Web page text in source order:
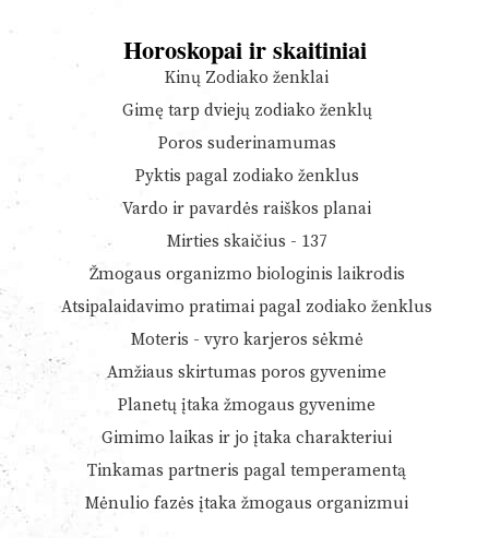
Horoskopai ir skaitiniai
Kinų Zodiako ženklai
Gimę tarp dviejų zodiako ženklų
Poros suderinamumas
Pyktis pagal zodiako ženklus
Vardo ir pavardės raiškos planai
Mirties skaičius - 137
Žmogaus organizmo biologinis laikrodis
Atsipalaidavimo pratimai pagal zodiako ženklus
Moteris - vyro karjeros sėkmė
Amžiaus skirtumas poros gyvenime
Planetų įtaka žmogaus gyvenime
Gimimo laikas ir jo įtaka charakteriui
Tinkamas partneris pagal temperamentą
Mėnulio fazės įtaka žmogaus organizmui